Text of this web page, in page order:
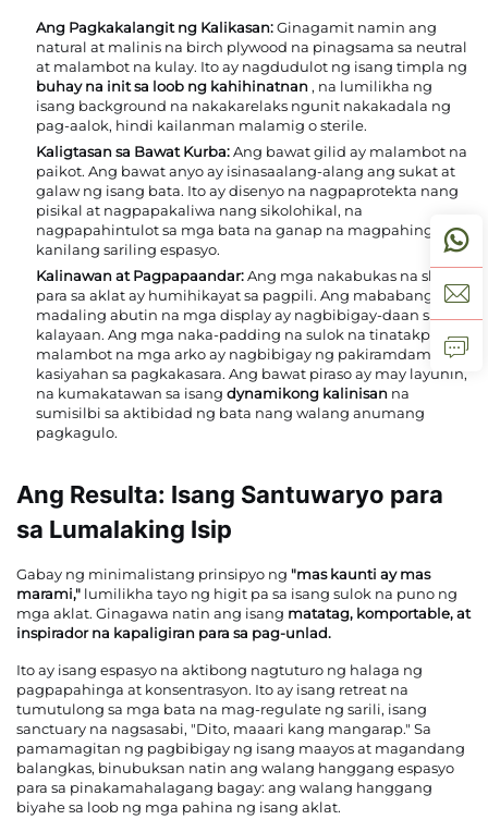
Ang Pagkakalangit ng Kalikasan:Ginagamit namin ang
natural at malinis na birch plywood na pinagsama sa neutral
at malambot na kulay. Ito ay nagdudulot ng isang timpla ng
buhay na init sa loob ng kahihinatnan , na lumilikha ng
isang background na nakakarelaks ngunit nakakadala ng
pag-aalok, hindi kailanman malamig o sterile.
Kaligtasan sa Bawat Kurba:Ang bawat gilid ay malambot na
paikot. Ang bawat anyo ay isinasaalang-alang ang sukat at
galaw ng isang bata. Ito ay disenyo na nagpaprotekta nang
pisikal at nagpapakaliwa nang sikolohikal, na
nagpapahintulot sa mga bata na ganap na magpahinga sa
kanilang sariling espasyo.
Kalinawan at Pagpapaandar:Ang mga nakabukas na shelf
para sa aklat ay humihikayat sa pagpili. Ang mababang,
madaling abutin na mga display ay nagbibigay-daan sa
kalayaan. Ang mga naka-padding na sulok na tinatakpan ng
malambot na mga arko ay nagbibigay ng pakiramdam ng
kasiyahan sa pagkakasara. Ang bawat piraso ay may layunin,
na kumakatawan sa isang dynamikong kalinisan na
sumisilbi sa aktibidad ng bata nang walang anumang
pagkagulo.
Ang Resulta: Isang Santuwaryo para
sa Lumalaking Isip
Gabay ng minimalistang prinsipyo ng "mas kaunti ay mas
marami," lumilikha tayo ng higit pa sa isang sulok na puno ng
mga aklat. Ginagawa natin ang isang matatag, komportable, at
inspirador na kapaligiran para sa pag-unlad.
Ito ay isang espasyo na aktibong nagtuturo ng halaga ng
pagpapahinga at konsentrasyon. Ito ay isang retreat na
tumutulong sa mga bata na mag-regulate ng sarili, isang
sanctuary na nagsasabi, "Dito, maaari kang mangarap." Sa
pamamagitan ng pagbibigay ng isang maayos at magandang
balangkas, binubuksan natin ang walang hanggang espasyo
para sa pinakamahalagang bagay: ang walang hanggang
biyahe sa loob ng mga pahina ng isang aklat.